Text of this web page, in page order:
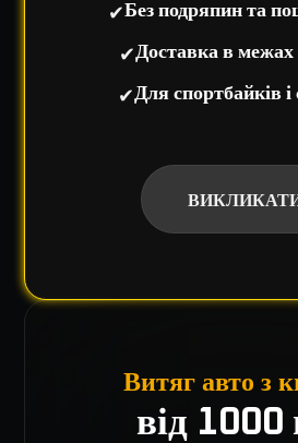
✔Без подряпин та
✔Доставка в межах
✔Для спортбайків і
Витяг авто з
від 1000